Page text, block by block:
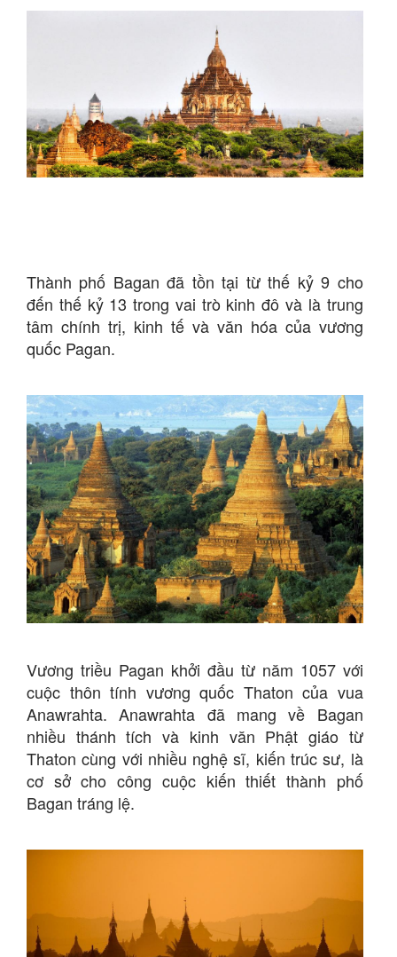
Thành phố Bagan đã tồn tại từ thế kỷ 9 cho
đến thế kỷ 13 trong vai trò kinh đô và là trung
tâm chính trị, kinh tế và văn hóa của vương
quốc Pagan.
Vương triều Pagan khởi đầu từ năm 1057 với
cuộc thôn tính vương quốc Thaton của vua
Anawrahta. Anawrahta đã mang về Bagan
nhiều thánh tích và kinh văn Phật giáo từ
Thaton cùng với nhiều nghệ sĩ, kiến trúc sư, là
cơ sở cho công cuộc kiến thiết thành phố
Bagan tráng lệ.